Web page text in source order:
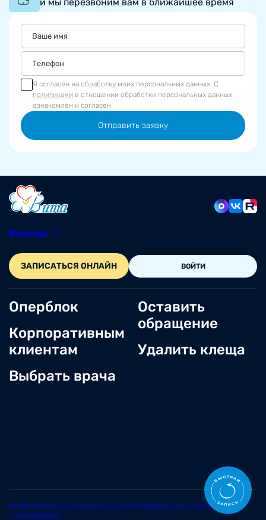
Я согласен на обработку моих персональных данных. С
политиками в отношении обработки персональных данных
ознакомлен и согласен
Отправить заявку
Вологда
ЗАПИСАТЬСЯ ОНЛАЙН ВОЙТИ
Оперблок
Корпоративным
клиентам
Выбрать врача
Оставить
обращение
Удалить клеща
Независимая оценка качества условий оказания услуг медицинскими
организациями